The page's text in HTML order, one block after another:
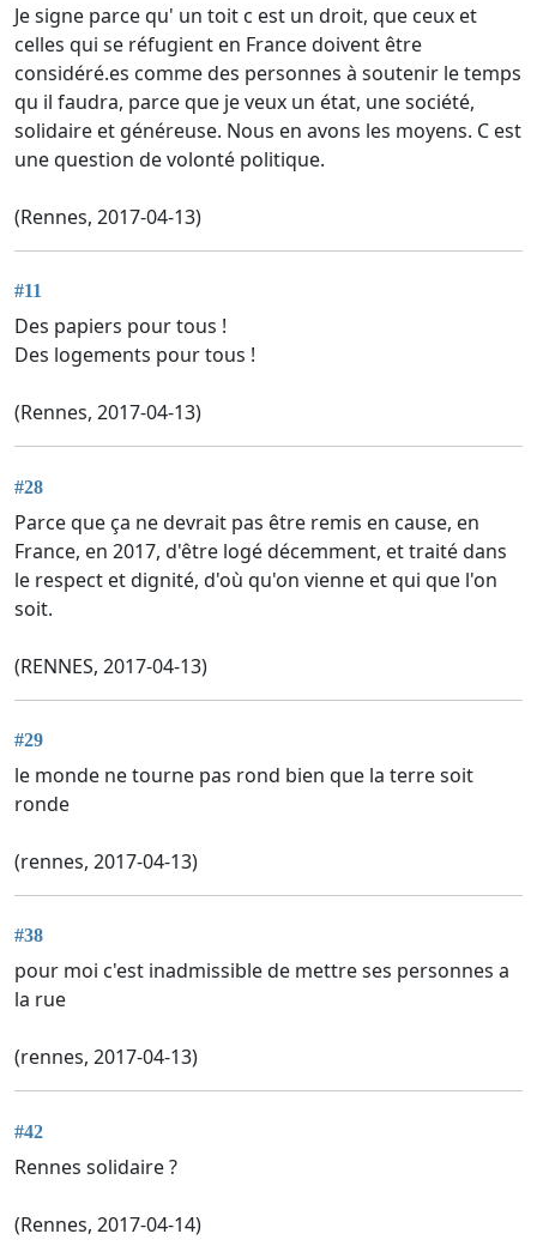
Je signe parce qu' un toit c est un droit, que ceux et
celles qui se réfugient en France doivent être
considéré.es comme des personnes à soutenir le temps
qu il faudra, parce que je veux un état, une société,
solidaire et généreuse. Nous en avons les moyens. C est
une question de volonté politique.
(Rennes, 2017-04-13)
#11
Des papiers pour tous !
Des logements pour tous !
(Rennes, 2017-04-13)
#28
Parce que ça ne devrait pas être remis en cause, en
France, en 2017, d'être logé décemment, et traité dans
le respect et dignité, d'où qu'on vienne et qui que l'on
soit.
(RENNES, 2017-04-13)
#29
le monde ne tourne pas rond bien que la terre soit
ronde
(rennes, 2017-04-13)
#38
pour moi c'est inadmissible de mettre ses personnes a
la rue
(rennes, 2017-04-13)
#42
Rennes solidaire ?
(Rennes, 2017-04-14)